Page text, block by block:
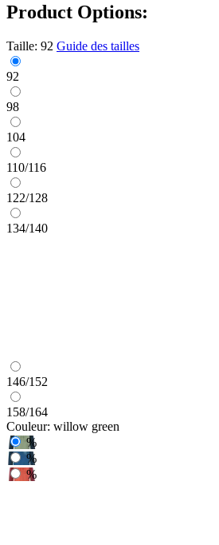
Product Options:
Taille: 92 Guide des tailles
92
98
104
110/116
122/128
134/140
146/152
158/164
Couleur: willow green
%
%
%